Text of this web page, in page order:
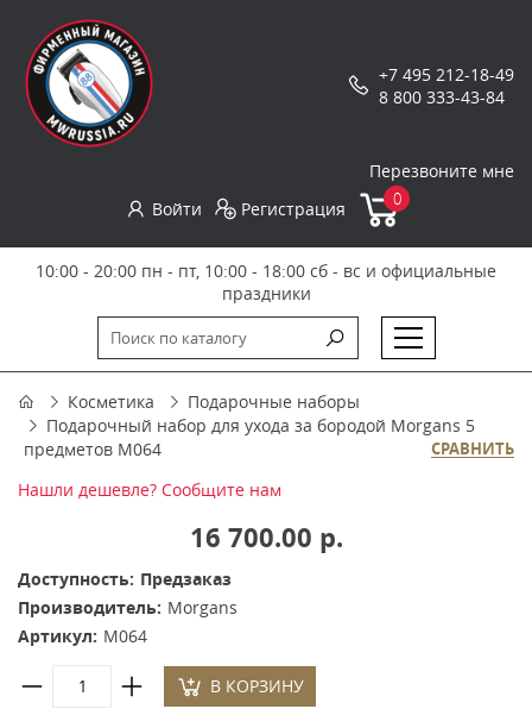
+7 495 212-18-49
8 800 333-43-84
Перезвоните мне
Войти
Регистрация 0
10:00 - 20:00 пн - пт, 10:00 - 18:00 сб - вс и официальные
праздники
Косметика
Подарочные наборы
Подарочный набор для ухода за бородой Morgans 5
предметов M064
СРАВНИТЬ
Нашли дешевле? Сообщите нам
16 700.00 р.
Доступность: Предзаказ
Производитель: Morgans
Артикул: M064
В КОРЗИНУ